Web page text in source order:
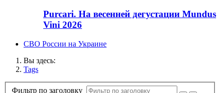
Purcari. На весенней дегустации Mundus
Vini 2026
СВО России на Украине
Вы здесь:
Tags
Фильтр по заголовку